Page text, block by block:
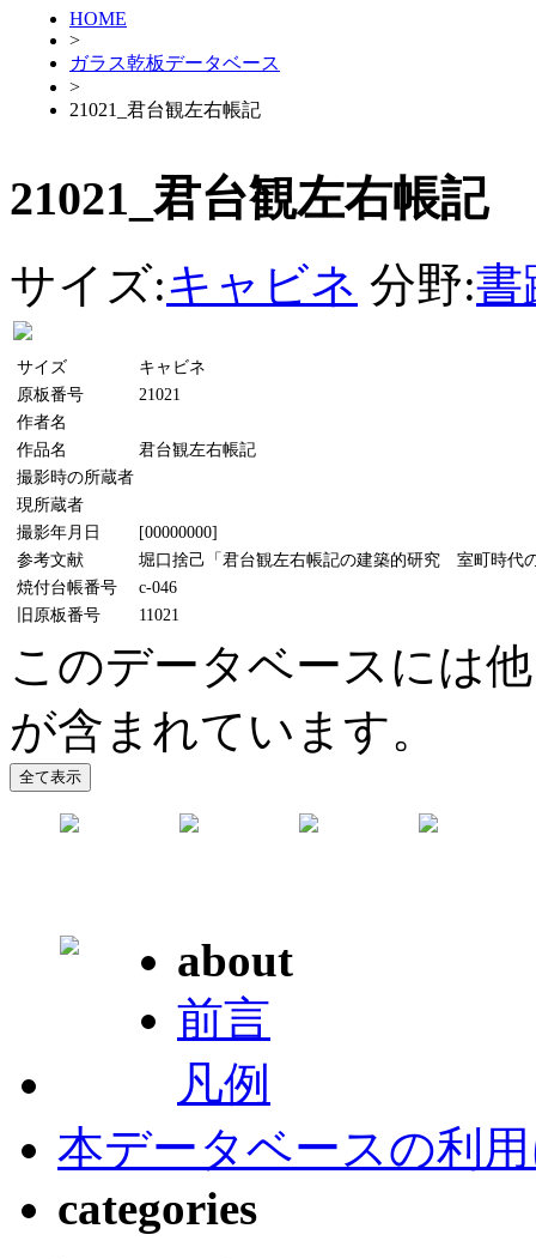
HOME
>
ガラス乾板データベース
>
21021_君台観左右帳記
21021_君台観左右帳記
サイズ:キャビネ 分野:書
サイズ
キャビネ
原板番号
21021
作者名
作品名
君台観左右帳記
撮影時の所蔵者
現所蔵者
撮影年月日
[00000000]
参考文献
堀口捨己「君台観左右帳記の建築的研究 室町時代
焼付台帳番号
c-046
旧原板番号
11021
このデータベースには
が含まれています。
about
前言
凡例
本データベースの利
categories